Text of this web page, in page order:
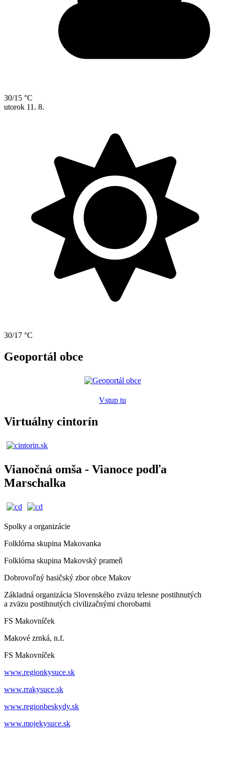
30/15 °C
utorok 11. 8.
30/17 °C
Geoportál obce
Vstup tu
Virtuálny cintorín
Vianočná omša - Vianoce podľa
Marschalka
Spolky a organizácie
Folklórna skupina Makovanka
Folklórna skupina Makovský prameň
Dobrovoľný hasičský zbor obce Makov
Základná organizácia Slovenského zväzu telesne postihnutých
a zväzu postihnutých civilizačnými chorobami
FS Makovníček
Makové zrnká, n.f.
FS Makovníček
www.regionkysuce.sk
www.rrakysuce.sk
www.regionbeskydy.sk
www.mojekysuce.sk